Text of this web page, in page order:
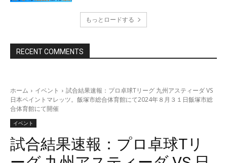
もっとロードする
RECENT COMMENTS